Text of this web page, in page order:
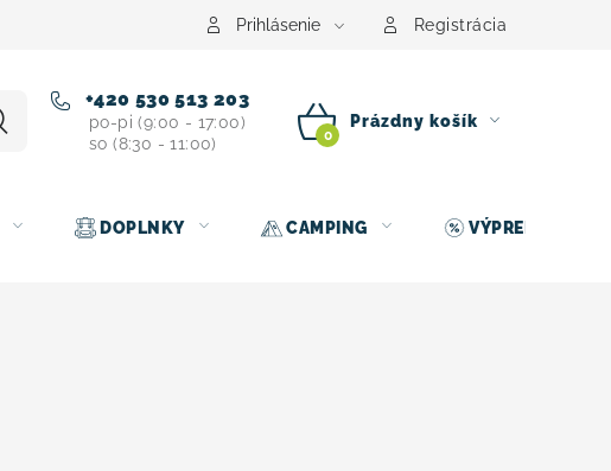
Prihlásenie Registrácia
+420 530 513 203
po-pi (9:00 - 17:00)
so (8:30 - 11:00)
NÁKUPNÝ
Prázdny košík
DOPLNKY CAMPING VÝPREDAJ